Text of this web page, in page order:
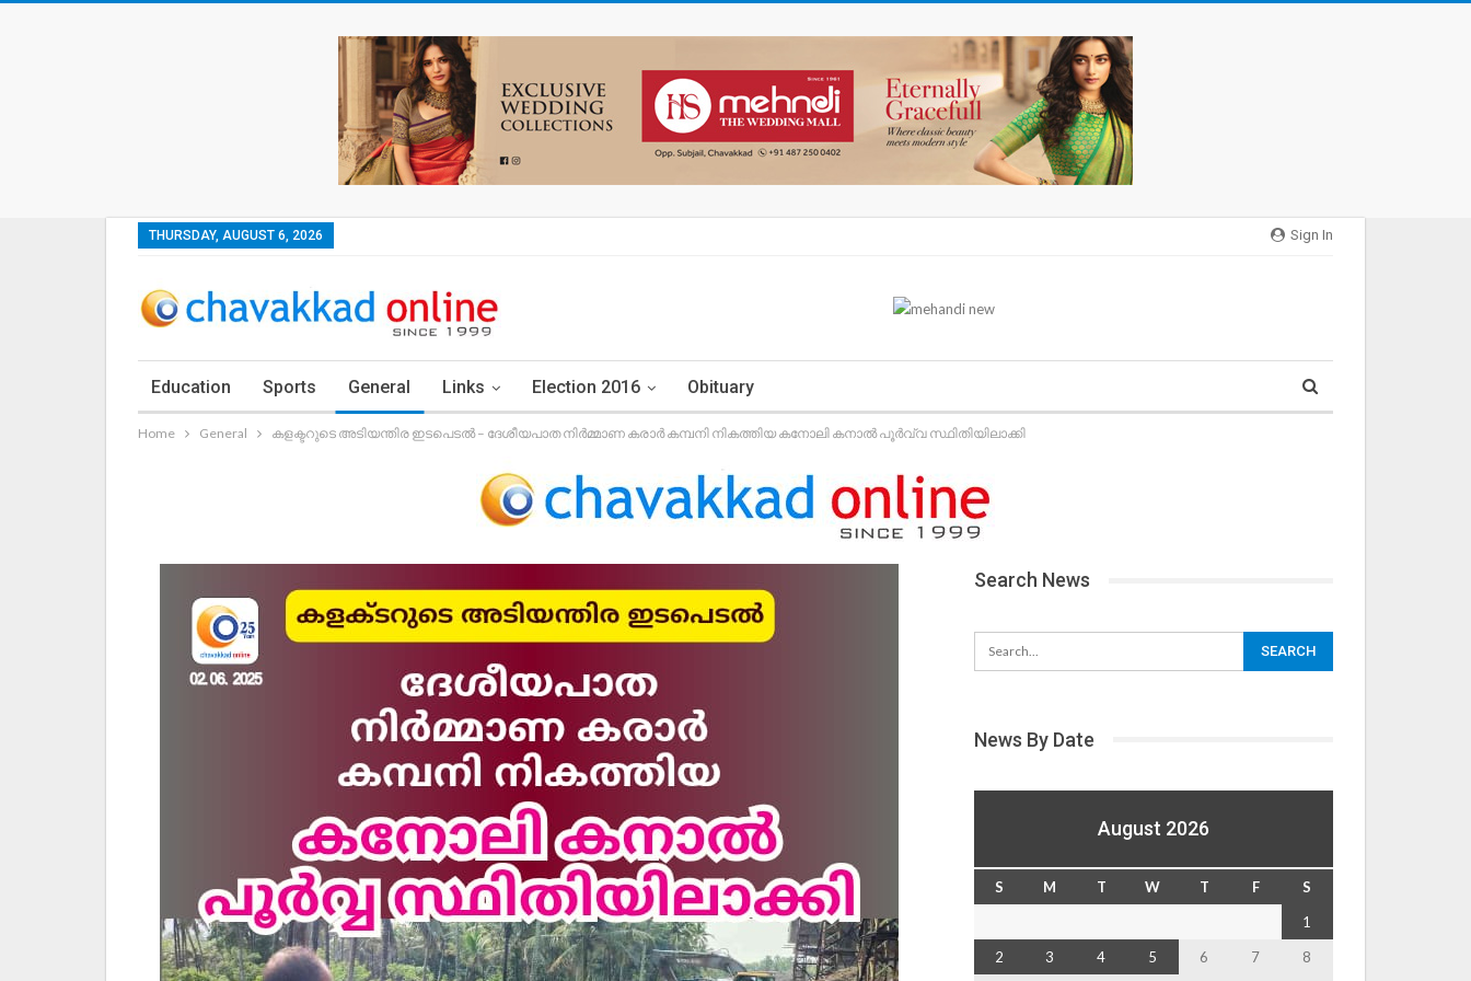
Sign In
THURSDAY, AUGUST 6, 2026
Education Sports General Links Election 2016 Obituary
Home General കളക്ടറുടെ അടിയന്തിര ഇടപെടൽ – ദേശീയപാത നിർമ്മാണ കരാർ കമ്പനി നികത്തിയ കനോലി കനാൽ പൂർവ്വ സ്ഥിതിയിലാക്കി
Search News
News By Date
August 2026
S M T W T F
S
1
2
3 4 5 6 7 8